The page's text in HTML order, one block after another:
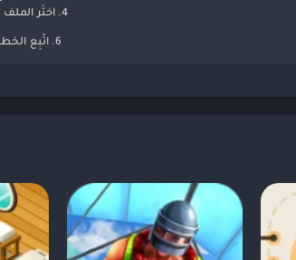
4. اختَر الملف ألي قمت بتحميله و تريد تثبيته
6. اتّبِع الخطوات التي تظهر على الشاشة.